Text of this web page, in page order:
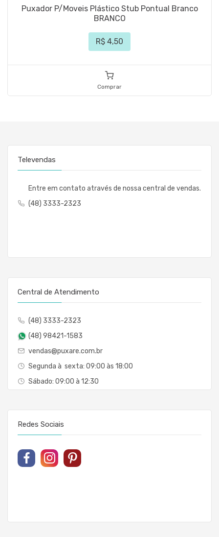
Puxador P/Moveis Plástico Stub Pontual Branco
BRANCO
R$ 4,50
Comprar
Televendas
Entre em contato através de nossa central de vendas.
(48) 3333-2323
Central de Atendimento
(48) 3333-2323
(48) 98421-1583
vendas@puxare.com.br
Segunda à sexta: 09:00 às 18:00
Sábado: 09:00 à 12:30
Redes Sociais